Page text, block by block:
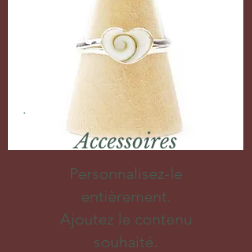
Accessoires
Personnalisez-le
entièrement.
Ajoutez le contenu
souhaité.